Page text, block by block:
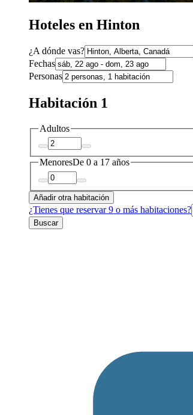
Hoteles en Hinton
¿A dónde vas?
Fechas
Personas
Habitación 1
Adultos
MenoresDe 0 a 17 años
Añadir otra habitación
¿Tienes que reservar 9 o más habitaciones?
Buscar